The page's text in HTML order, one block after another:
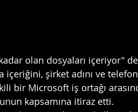
olan dosyaları içeriyor"
şirket adını ve telefon
bir Microsoft iş ortağı
kapsamına itiraz etti.